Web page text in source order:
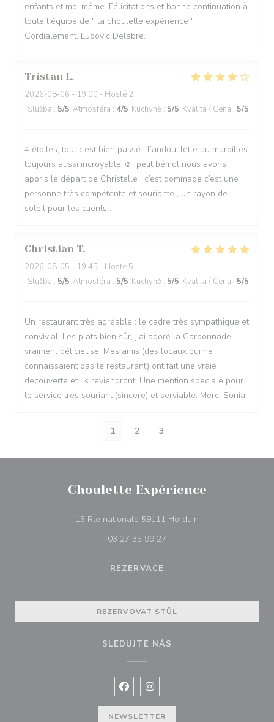
enfants et moi même. Félicitations et bonne continuation à
toute l'équipe de " la choulette expérience "
Cordialement, Ludovic Delabre.
Tristan L
2026-08-06 - 19:00 - Hosté 2
Služba : 5/5 Atmosféra : 4/5 Kuchyně : 5/5 Kvalita / Cena : 5/5
4 étoiles, tout c’est bien passé , l’andouillette au maroilles
toujours aussi incroyable ☺️, petit bémol nous avons
appris le départ de Christelle , c’est dommage c’est une
personne très compétente et souriante , un rayon de
soleil pour les clients .
Christian T
2026-08-05 - 19:45 - Hosté 5
Služba : 5/5 Atmosféra : 5/5 Kuchyně : 5/5 Kvalita / Cena : 5/5
Un restaurant très agréable : le cadre très sympathique et
convivial. Les plats bien sûr, j'ai adoré la Carbonnade
vraiment délicieuse. Mes amis (des locaux qui ne
connaissaient pas le restaurant) ont fait une vraie
decouverte et ils reviendront. Une mention speciale pour
le service tres souriant (sincere) et serviable. Merci Sonia.
1 2 3
Choulette Expérience
15 Rte nationale 59111 Hordain
03 27 35 99 27
REZERVACE
REZERVOVAT STŮL
SLEDUJTE NÁS
Facebook ((otevře se v novém
Instagram ((otevře se v
NEWSLETTER